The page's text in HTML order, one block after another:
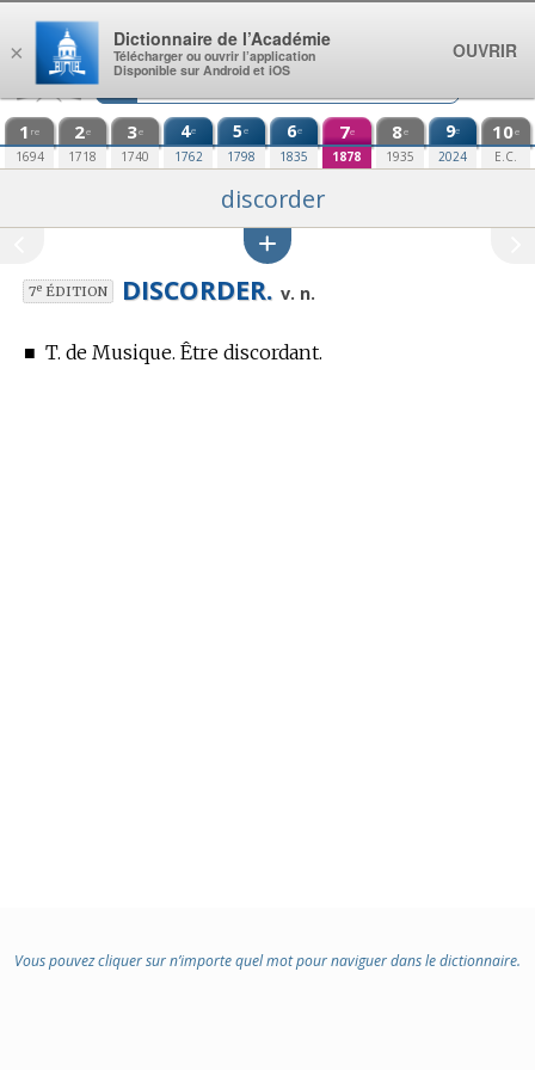
Aller au contenu
1 re
1694
2e
1718
3e
1740
4e
1762
5e
1798
6e
1835
7e
1878
8e
1935
9e
2024
10e
E.C.
discorder
7eÉDITION DISCORDER. v. n.
■ T. de Musique. Être discordant.
Vous pouvez cliquer sur n’importe quel mot pour naviguer dans le dictionnaire.
×
Dictionnaire de l’Académie
Télécharger ou ouvrir l’application
Disponible sur Android et iOS
OUVRIR